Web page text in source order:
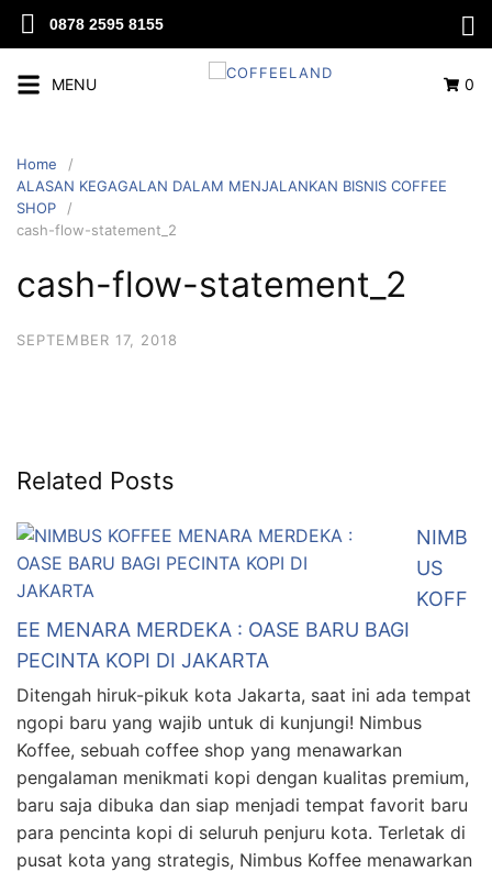
0878 2595 8155
MENU 0
Home
ALASAN KEGAGALAN DALAM MENJALANKAN BISNIS COFFEE
SHOP
cash-flow-statement_2
cash-flow-statement_2
SEPTEMBER 17, 2018
Related Posts
NIMB
US
KOFF
EE MENARA MERDEKA : OASE BARU BAGI
PECINTA KOPI DI JAKARTA
Ditengah hiruk-pikuk kota Jakarta, saat ini ada tempat
ngopi baru yang wajib untuk di kunjungi! Nimbus
Koffee, sebuah coffee shop yang menawarkan
pengalaman menikmati kopi dengan kualitas premium,
baru saja dibuka dan siap menjadi tempat favorit baru
para pencinta kopi di seluruh penjuru kota. Terletak di
pusat kota yang strategis, Nimbus Koffee menawarkan